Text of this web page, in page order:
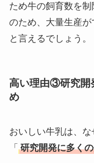
ため牛の飼育数を
のため、大量生産
と言えるでしょう。
高い理由③研究開
め
おいしい牛乳は、
「 研究開発に多く